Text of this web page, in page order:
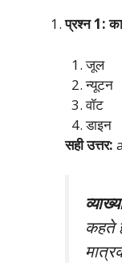
प्रश्न 1:
जूल
न्यूटन
वॉट
डाइन
सही उत्तर:
कहते